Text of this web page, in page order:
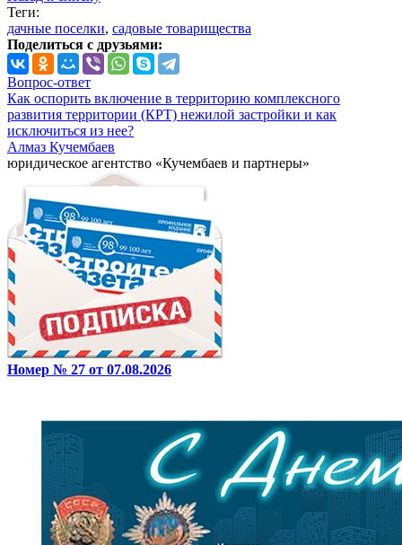
Теги:
дачные поселки, садовые товарищества
Поделиться с друзьями:
Вопрос-ответ
Как оспорить включение в территорию комплексного
развития территории (КРТ) нежилой застройки и как
исключиться из нее?
Алмаз Кучембаев
юридическое агентство «Кучембаев и партнеры»
Номер № 27 от 07.08.2026